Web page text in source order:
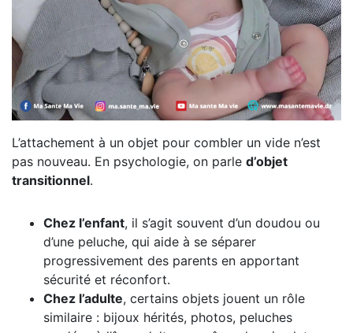
L’attachement à un objet pour combler un vide n’est
pas nouveau. En psychologie, on parle d’objet
transitionnel.
Chez l’enfant, il s’agit souvent d’un doudou ou
d’une peluche, qui aide à se séparer
progressivement des parents en apportant
sécurité et réconfort.
Chez l’adulte, certains objets jouent un rôle
similaire : bijoux hérités, photos, peluches